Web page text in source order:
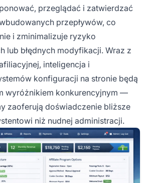
przeglądać i zatwierdzać
przepływów, co
i zminimalizuje ryzyko
lub błędnych modyfikacji. Wraz z
inteligencja i
konfiguracji na stronie będą
wyróżnikiem konkurencyjnym —
zaoferują doświadczenie bliższe
niż nudnej administracji.